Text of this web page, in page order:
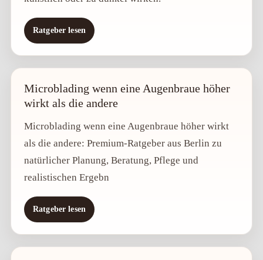
Ratgeber lesen
Microblading wenn eine Augenbraue höher
wirkt als die andere
Microblading wenn eine Augenbraue höher wirkt
als die andere: Premium-Ratgeber aus Berlin zu
natürlicher Planung, Beratung, Pflege und
realistischen Ergebn
Ratgeber lesen